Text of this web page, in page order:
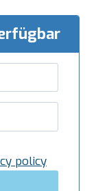
policy